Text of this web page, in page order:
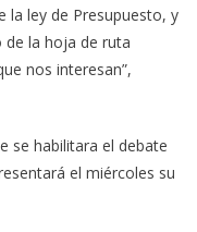
la ley de Presupuesto, y
la hoja de ruta
nos interesan”,
se habilitara el debate
el miércoles su